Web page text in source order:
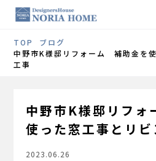
TOP
ブログ
中野市K様邸リフォーム 補助金を
工事
中野市K様邸リフ
使った窓工事とリ
2023.06.26